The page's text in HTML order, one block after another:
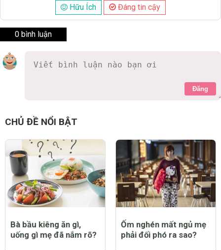
Hữu Ích Đáng tin cậy
0 bình luận
Đăng
CHỦ ĐỀ NỔI BẬT
Bà bầu kiêng ăn gì,
uống gì mẹ đã nắm rõ?
Ốm nghén mất ngủ mẹ
phải đối phó ra sao?